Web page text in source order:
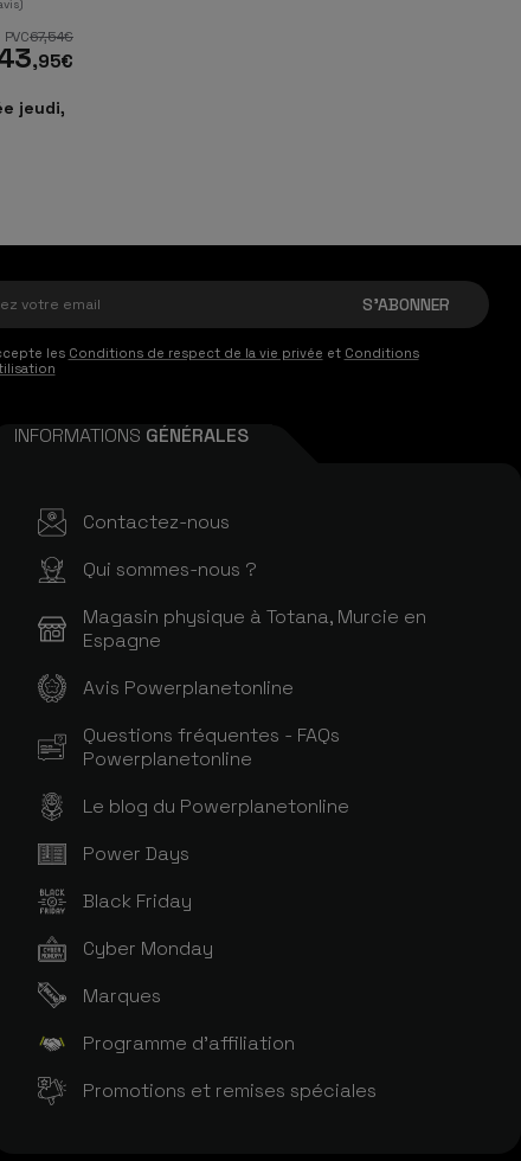
PVC67,54€
,95€
jeudi,
les Conditions de respect de la vie privée et Conditions
INFORMATIONS GÉNÉRALES
Contactez-nous
Qui sommes-nous ?
Magasin physique à Totana, Murcie en
Espagne
Avis Powerplanetonline
Questions fréquentes - FAQs
Powerplanetonline
Le blog du Powerplanetonline
Power Days
Black Friday
Cyber Monday
Marques
Programme d'affiliation
Promotions et remises spéciales